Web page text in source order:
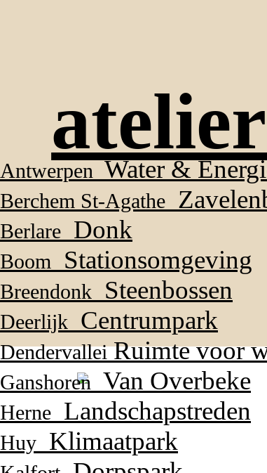
Antwerpen Water &
Berchem St-Agathe
Berlare Donk
Boom Stationsomgeving
Breendonk Steenbossen
Deerlijk Centrumpark
DendervalleiRuimte voor
Ganshoren Van Overbeke
Herne Landschapstreden
Huy Klimaatpark
atelier